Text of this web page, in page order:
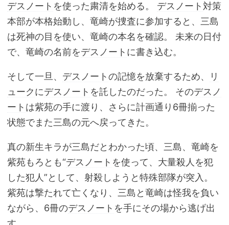
デスノート を使った粛清を始める。 デスノート 対策
本部が本格始動し、竜崎が捜査に参加すると、三島
は死神の目を使い、竜崎の本名を確認。 未来の日付
で、竜崎の名前をデスノート に書き込む。
そして一旦、 デスノートの記憶を放棄するため、
リ
ュークにデスノート を託したのだった。 そのデスノ
ート は紫苑の手に渡り、さらに計画通り6冊揃った
状態でまた三島の元へ戻ってきた。
真の新生キラが三島だとわかった頃、三島、竜崎を
紫苑もろとも“デスノート を使って、大量殺人を犯
した犯人”として、射殺しようと特殊部隊が突入。
紫苑は撃たれて亡くなり、三島と竜崎は怪我を負い
ながら、6冊のデスノート を手にその場から逃げ出